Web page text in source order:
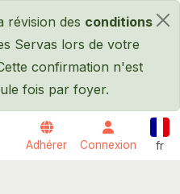
Passer au contenu principal
×
révision des conditions
Servas lors de votre
confirmation n'est
fois par foyer.
Adhérer Connexion fr